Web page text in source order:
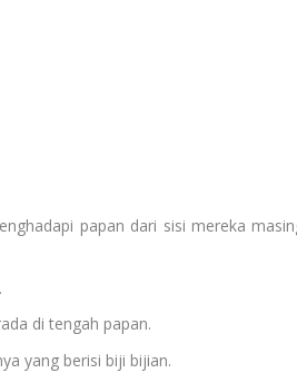
papan dari sisi mereka
di tengah papan.
yang berisi biji bijian.